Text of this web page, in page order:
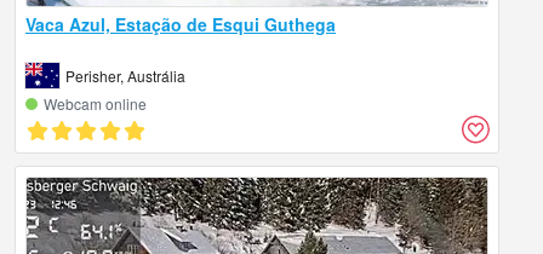
Vaca Azul, Estação de Esqui Guthega
Perisher, Austrália
Webcam online